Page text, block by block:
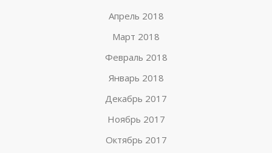
Апрель 2018
Март 2018
Февраль 2018
Январь 2018
Декабрь 2017
Ноябрь 2017
Октябрь 2017